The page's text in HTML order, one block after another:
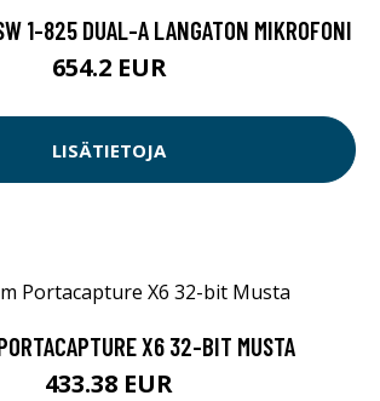
1-825 DUAL-A LANGATON MIKROFONI
654.2 EUR
LISÄTIETOJA
X6 32-BIT MUSTA
433.38 EUR